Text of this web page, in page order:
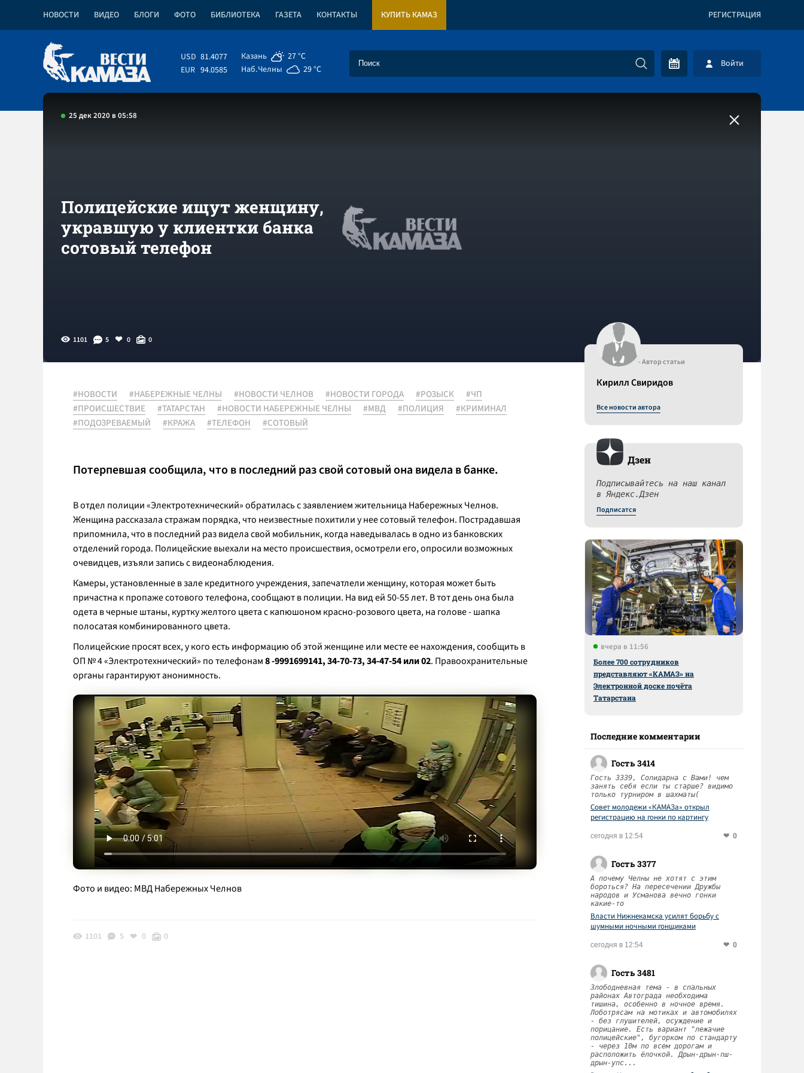
НОВОСТИ ВИДЕО БЛОГИ ФОТО БИБЛИОТЕКА ГАЗЕТА КОНТАКТЫ КУПИТЬ КАМАЗ РЕГИСТРАЦИЯ
USD 81.4077
EUR 94.0585
Казань
27 °C
Наб.Челны
29 °C Войти
25 дек 2020 в 05:58
Полицейские ищут женщину,
укравшую у клиентки банка
сотовый телефон
1101 5 0 0
#НОВОСТИ #НАБЕРЕЖНЫЕ ЧЕЛНЫ #НОВОСТИ ЧЕЛНОВ #НОВОСТИ ГОРОДА #РОЗЫСК
#ЧП
#ПРОИСШЕСТВИЕ
#ТАТАРСТАН #НОВОСТИ НАБЕРЕЖНЫЕ ЧЕЛНЫ #МВД #ПОЛИЦИЯ
#КРИМИНАЛ
#ПОДОЗРЕВАЕМЫЙ
#КРАЖА #ТЕЛЕФОН #СОТОВЫЙ
Потерпевшая сообщила, что в последний раз свой сотовый она видела в банке.
В отдел полиции «Электротехнический» обратилась с заявлением жительница Набережных Челнов.
Женщина рассказала стражам порядка, что неизвестные похитили у нее сотовый телефон. Пострадавшая
припомнила, что в последний раз видела свой мобильник, когда наведывалась в одно из банковских
отделений города. Полицейские выехали на место происшествия, осмотрели его, опросили возможных
очевидцев, изъяли запись с видеонаблюдения.
Камеры, установленные в зале кредитного учреждения, запечатлели женщину, которая может быть
причастна к пропаже сотового телефона, сообщают в полиции. На вид ей 50-55 лет. В тот день она была
одета в черные штаны, куртку желтого цвета с капюшоном красно-розового цвета, на голове - шапка
полосатая комбинированного цвета.
Полицейские просят всех, у кого есть информацию об этой женщине или месте ее нахождения, сообщить в
ОП № 4 «Электротехнический» по телефонам8 -9991699141, 34-70-73, 34-47-54 или 02. Правоохранительные
органы гарантируют анонимность.
Фото и видео: МВД Набережных Челнов
1101 5 0 0
- Автор статьи
Кирилл Свиридов
Все новости автора
Дзен
Подписывайтесь на наш канал
в Яндекс.Дзен
Подписатся
вчера в 11:56
Более 700 сотрудников
представляют «КАМАЗ» на
Электронной доске почёта
Татарстана
Последние комментарии
Гость 3414
Гость 3339, Солидарна с Вами! чем
занять себя если ты старше? видимо
только турниром в шахматы(
Совет молодежи «КАМАЗа» открыл
регистрацию на гонки по картингу
сегодня в 12:54 0
Гость 3377
А почему Челны не хотят с этим
бороться? На пересечении Дружбы
народов и Усманова вечно гонки
какие-то
Власти Нижнекамска усилят борьбу с
шумными ночными гонщиками
сегодня в 12:54 0
Гость 3481
Злободневная тема - в спальных
районах Автограда необходима
тишина, особенно в ночное время.
Лоботрясам на мотиках и автомобилях
- без глушителей, осуждение и
порицание. Есть вариант "лежачие
полицейские", бугорком по стандарту
- через 10м по всем дорогам и
расположить ёлочкой. Дрын-дрын-пш-
дрын-упс...